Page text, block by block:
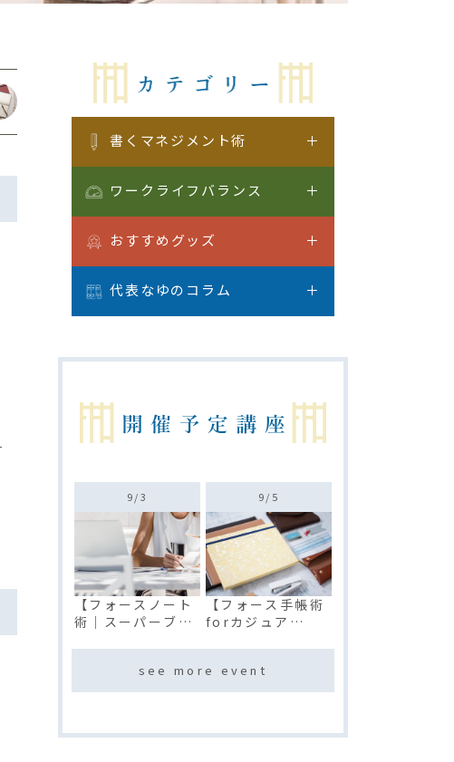
書くマネジメント術
ワークライフバランス
おすすめグッズ
代表なゆのコラム
9/3
【フォースノート
術｜スーパーブレ
9/ 5
【フォース手帳術
forカジュア
ライン)
see more event